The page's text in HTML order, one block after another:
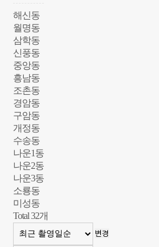
해신동
월명동
삼학동
신풍동
중앙동
흥남동
조촌동
경암동
구암동
개정동
수송동
나운1동
나운2동
나운3동
소룡동
미성동
Total32개
변경